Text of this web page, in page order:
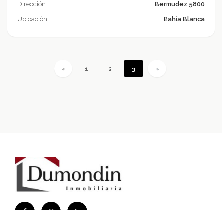
Dirección
Bermudez 5800
Ubicación
Bahía Blanca
« 1 2 3 »